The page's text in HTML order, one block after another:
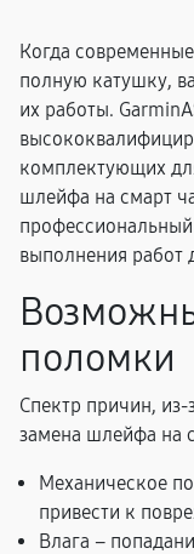
Когда
полную катушку,
их работы.
комплектующих
шлейфа на смарт
выполнения работ
поломки
Спектр причин,
замена шлейфа на
Механическое
привести к
Влага –